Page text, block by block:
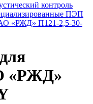
контроль
ПЭП
«РЖД» П121-2,5-30-
«РЖД»